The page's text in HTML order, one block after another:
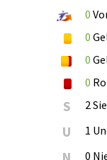
0
0
0
0
S 2
U 1
0